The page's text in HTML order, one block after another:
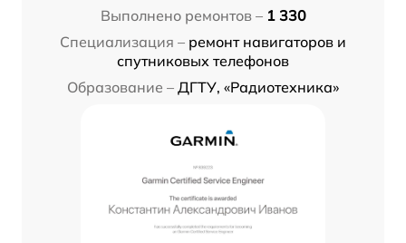
Выполнено ремонтов – 1 330
Специализация – ремонт навигаторов и
спутниковых телефонов
Образование – ДГТУ, «Радиотехника»